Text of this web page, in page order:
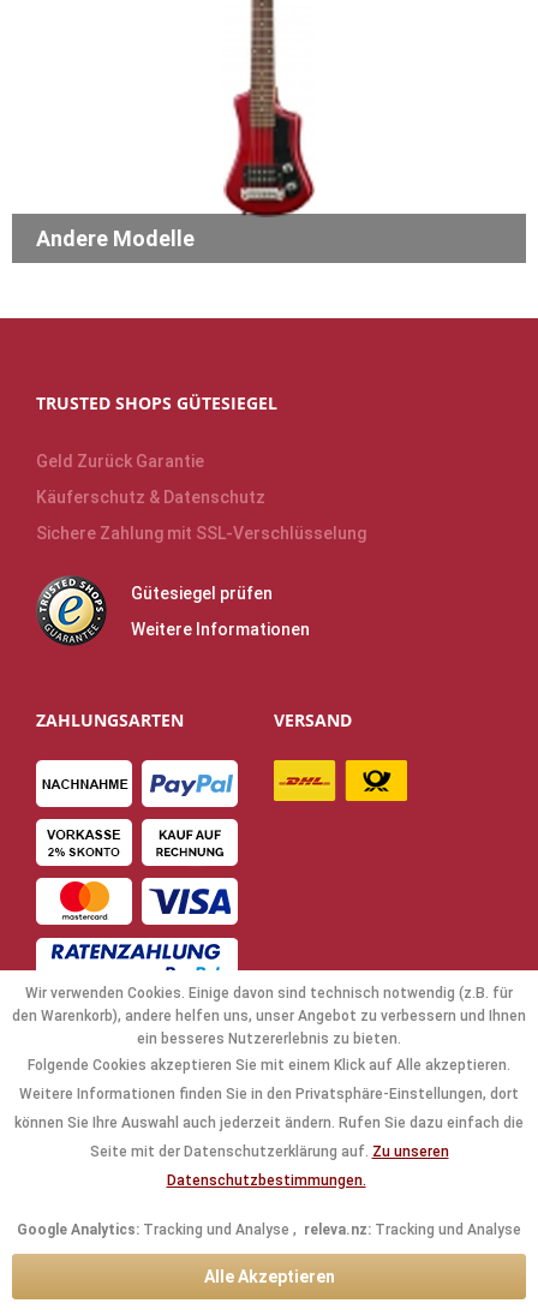
Andere Modelle
TRUSTED SHOPS GÜTESIEGEL
Geld Zurück Garantie
Käuferschutz & Datenschutz
Sichere Zahlung mit SSL-Verschlüsselung
Gütesiegel prüfen
Weitere Informationen
ZAHLUNGSARTEN VERSAND
NAVIGATION
INFORMATIONEN
Wir verwenden Cookies. Einige davon sind technisch notwendig (z.B. für
den Warenkorb), andere helfen uns, unser Angebot zu verbessern und Ihnen
ein besseres Nutzererlebnis zu bieten.
Folgende Cookies akzeptieren Sie mit einem Klick auf Alle akzeptieren.
Weitere Informationen finden Sie in den Privatsphäre-Einstellungen, dort
können Sie Ihre Auswahl auch jederzeit ändern. Rufen Sie dazu einfach die
Seite mit der Datenschutzerklärung auf. Zu unseren
Datenschutzbestimmungen.
Google Analytics: Tracking und Analyse , releva.nz: Tracking und Analyse
Alle Akzeptieren